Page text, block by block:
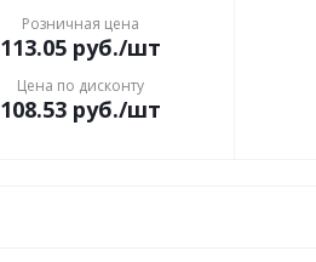
Розничная цена
113.05 руб./шт
Цена по дисконту
108.53 руб./шт